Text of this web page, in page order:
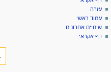
מקור
היסטוריה
עזרה
עמוד ראשי
שינויים אחרונים
דף אקראי